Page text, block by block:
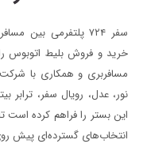
سفر ۷۲۴ پلتفرمی
خرید و فروش بلیط اتوبوس
مسافربری و همکاری با
نور، عدل، رویال سفر، ترابر
این بستر را فراهم کرده
انتخاب‌های گسترده‌ای پیش
حضور سفر۷۲۴ در دومین رویداد بهار کارآفرینان استارتاپی تبریز
سفر۷۲۴ خبر
۱۳۹۷/۹/۱